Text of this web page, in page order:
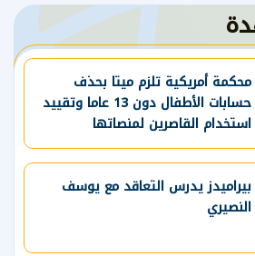
محكمة أمريكية تلزم ميتا بحذف
حسابات الأطفال دون 13 عاما وتقييد
استخدام القاصرين لمنصاتها
بيراميدز يدرس التعاقد مع يوسف
النصيري